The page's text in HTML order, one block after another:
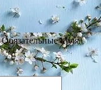
Обязательные поля